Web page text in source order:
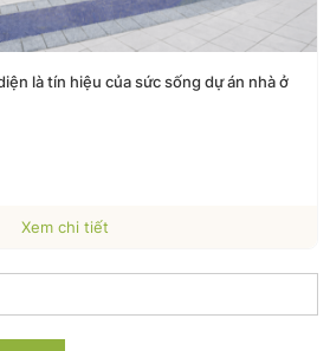
là tín hiệu của sức sống dự án nhà ở
Xem chi tiết